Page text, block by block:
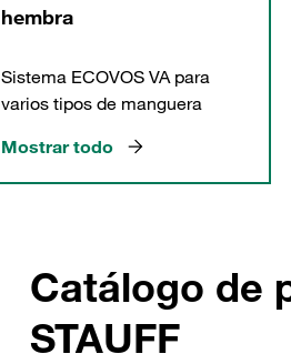
hembra
Sistema ECOVOS VA para
varios tipos de manguera
Mostrar todo
Catálogo de
STAUFF